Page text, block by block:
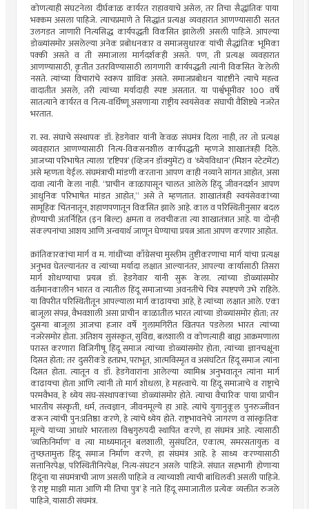
कोणत्याही संघटनेला दीर्घकाळ कार्यरत राहावयाचे असेल, तर तिचा सैद्धांतिक पाया
भक्कम असला पाहिजे. त्याचप्रमाणे ते सिद्धांत प्रत्यक्ष व्यवहारात आणण्यासाठी सतत
उलगडत जाणारी नित्यसिद्ध कार्यपद्धती विकसित झालेली असली पाहिजे. आपल्या
डोळ्यांसमोर असलेल्या अनेक प्रबोधनकार व समाजसुधारक यांची सैद्धांतिक भूमिका
पक्की असते व ती समाजाला मार्गदर्शकही असते. पण, ती प्रत्यक्ष व्यवहारात
आणण्यासाठी, कृतीत उतरविण्यासाठी लागणारी कार्यपद्धती त्यांनी विकसित केलेली
नसते. त्यांच्या विचारांचे स्वरूप ग्रांथिक असते. समाजप्रबोधन यादृष्टीने त्याचे महत्त्व
वादातीत असले, तरी त्यांच्या मर्यादाही स्पष्ट असतात. या पार्श्वभूमीवर 100 वर्षे
सातत्याने कार्यरत व नित्य-वर्धिष्णू असणाऱ्या राष्ट्रीय स्वयंसेवक संघाची वैशिष्ट्ये नजरेत
भरतात.
रा. स्व. संघाचे संस्थापक डॉ. हेडगेवार यांनी केवळ संघमंत्र दिला नाही, तर तो प्रत्यक्ष
व्यवहारात आणण्यासाठी नित्य-विकसनशील कार्यपद्धती म्हणजे शाखातंत्रही दिले.
आजच्या परिभाषेत त्याला ‌‘दृष्टिपत्र‌’ (व्हिजन डॉक्युमेंट) व ‌‘ध्येयविधान‌’ (मिशन स्टेटमेंट)
असे म्हणता येईल. संघमंत्राची मांडणी करताना आपण काही नव्याने सांगत आहोत, असा
दावा त्यांनी केला नाही. “प्राचीन काळापासून चालत आलेले हिंदू जीवनदर्शन आपण
आधुनिक परिभाषेत मांडत आहोत,” असे ते म्हणतात. शाखातंत्रही स्वयंसेवकांच्या
सामूहिक चिंतनातून, शहाणपणातून विकसित झाले आहे. काल व परिस्थितीनुसार बदल
होण्याची अंतर्निहित (इन बिल्ट) क्षमता व लवचीकता त्या शाखातंत्रात आहे. या दोन्ही
संकल्पनांचा आशय आणि अन्वयार्थ जाणून घेण्याचा प्रयत्न आता आपण करणार आहोत.
क्रांतिकारकांचा मार्ग व म. गांधींच्या काँग्रेसचा मुस्लीम तुष्टीकरणाचा मार्ग यांचा प्रत्यक्ष
अनुभव घेतल्यानंतर व त्यांच्या मर्यादा लक्षात आल्यानंतर, आपल्या कार्यासाठी तिसरा
मार्ग शोधण्याचा प्रयत्न डॉ. हेडगेवार यांनी सुरू केला. त्यांच्या डोळ्यांसमोर
वर्तमानकालीन भारत व त्यातील हिंदू समाजाच्या अवनतीचे चित्र स्पष्टपणे उभे राहिले.
या विपरीत परिस्थितीतून आपल्याला मार्ग काढायचा आहे, हे त्यांच्या लक्षात आले. एका
बाजूला संपन्न, वैभवशाली असा प्राचीन काळातील भारत त्यांच्या डोळ्यांसमोर होता; तर
दुसऱ्या बाजूला आजचा हजार वर्षे गुलामगिरीत खितपत पडलेला भारत त्यांच्या
नजरेसमोर होता. अतिशय सुसंस्कृत, सुविद्य, बलशाली व कोणत्याही बाह्य आक्रमणाला
परास्त करणारा विजिगीषू हिंदू समाज त्यांच्या डोळ्यांसमोर होता, त्यांच्या ज्ञानचक्षूंना
दिसत होता; तर दुसरीकडे हतप्रभ, पराभूत, आत्मविस्मृत व असंघटित हिंदू समाज त्यांना
दिसत होता. त्यातून व डॉ. हेडगेवारांना आलेल्या व्यामिश्र अनुभवातून त्यांना मार्ग
काढायचा होता आणि त्यांनी तो मार्ग शोधला, हे महत्त्वाचे. या हिंदू समाजाचे व राष्ट्राचे
परमवैभव, हे ध्येय संघ-संस्थापकांच्या डोळ्यांसमोर होते. त्याचा वैचारिक पाया प्राचीन
भारतीय संस्कृती, धर्म, तत्त्वज्ञान, जीवनमूल्ये हा आहे. त्यांचे युगानुकूल पुनरुज्जीवन
करून त्यांची पुन:प्रतिष्ठा करणे, हे त्यांचे ध्येय होते. राष्ट्रभावनेचे जागरण व सांस्कृतिक
मूल्ये यांच्या आधारे भारताला विश्वगुरुपदी स्थापित करणे, हा संघमंत्र आहे. त्यासाठी
‌‘व्यक्तिनिर्माण‌’ व त्या माध्यमातून बलशाली, सुसंघटित, एकात्म, समरसतायुक्त व
तुच्छतामुक्त हिंदू समाज निर्माण करणे, हा संघमंत्र आहे. हे साध्य करण्यासाठी
सत्तानिरपेक्ष, परिस्थितीनिरपेक्ष, नित्य-संघटन असले पाहिजे. संघात सहभागी होणाऱ्या
हिंदूंना या संघमंत्राची जाण असली पाहिजे व त्याच्याशी त्याची बांधिलकी असली पाहिजे.
‌‘हे राष्ट्र माझी माता आणि मी तिचा पुत्र‌’ हे नाते हिंदू समाजातील प्रत्येक व्यक्तीत रुजले
पाहिजे, यासाठी संघमंत्र.